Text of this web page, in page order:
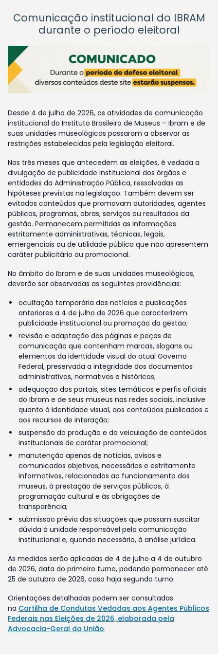
Comunicação institucional do IBRAM
durante o período eleitoral
Desde 4 de julho de 2026, as atividades de comunicação
institucional do Instituto Brasileiro de Museus – Ibram e de
suas unidades museológicas passaram a observar as
restrições estabelecidas pela legislação eleitoral.
Nos três meses que antecedem as eleições, é vedada a
divulgação de publicidade institucional dos órgãos e
entidades da Administração Pública, ressalvadas as
hipóteses previstas na legislação. Também devem ser
evitados conteúdos que promovam autoridades, agentes
públicos, programas, obras, serviços ou resultados da
gestão. Permanecem permitidas as informações
estritamente administrativas, técnicas, legais,
emergenciais ou de utilidade pública que não apresentem
caráter publicitário ou promocional.
No âmbito do Ibram e de suas unidades museológicas,
deverão ser observadas as seguintes providências:
ocultação temporária das notícias e publicações
anteriores a 4 de julho de 2026 que caracterizem
publicidade institucional ou promoção da gestão;
revisão e adaptação das páginas e peças de
comunicação que contenham marcas, slogans ou
elementos da identidade visual do atual Governo
Federal, preservada a integridade dos documentos
administrativos, normativos e históricos;
adequação dos portais, sites temáticos e perfis oficiais
do Ibram e de seus museus nas redes sociais, inclusive
quanto à identidade visual, aos conteúdos publicados e
aos recursos de interação;
suspensão da produção e da veiculação de conteúdos
institucionais de caráter promocional;
manutenção apenas de notícias, avisos e
comunicados objetivos, necessários e estritamente
informativos, relacionados ao funcionamento dos
museus, à prestação de serviços públicos, à
programação cultural e às obrigações de
transparência;
submissão prévia das situações que possam suscitar
dúvida à unidade responsável pela comunicação
institucional e, quando necessário, à análise jurídica.
As medidas serão aplicadas de 4 de julho a 4 de outubro
de 2026, data do primeiro turno, podendo permanecer até
25 de outubro de 2026, caso haja segundo turno.
Orientações detalhadas podem ser consultadas
na Cartilha de Condutas Vedadas aos Agentes Públicos
Federais nas Eleições de 2026, elaborada pela
Advocacia-Geral da União.